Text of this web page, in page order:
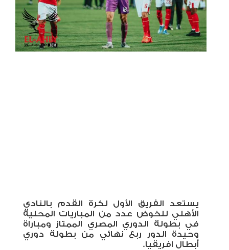
يستعد الفريق الأول لكرة القدم بالنادي
الأهلي للخوض عدد من المباريات المحلية
في بطولة الدوري المصري الممتاز ومباراة
وحيدة الدور ربع نهائي من بطولة دوري
أبطال افريقيا.